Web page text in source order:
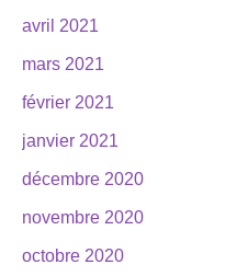
avril 2021
mars 2021
février 2021
janvier 2021
décembre 2020
novembre 2020
octobre 2020